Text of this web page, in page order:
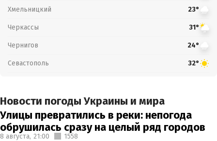
Хмельницкий 23°
Черкассы 31°
Чернигов 24°
Севастополь 32°
Новости погоды Украины и мира
Улицы превратились в реки: непогода
обрушилась сразу на целый ряд городов
8 августа, 21:00 1558